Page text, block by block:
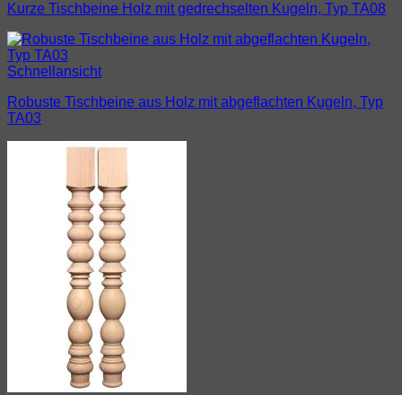
Kurze Tischbeine Holz mit gedrechselten Kugeln, Typ TA08
Schnellansicht
Robuste Tischbeine aus Holz mit abgeflachten Kugeln, Typ
TA03